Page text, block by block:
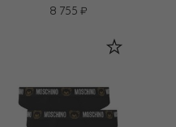
8 755 ₽